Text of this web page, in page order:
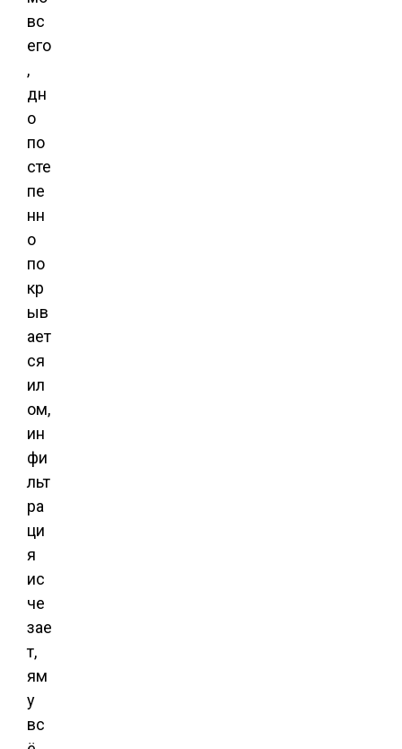
вс
его
,
дн
о
по
сте
пе
нн
о
по
кр
ыв
ает
ся
ил
ом,
ин
фи
льт
ра
ци
я
ис
че
зае
т,
ям
у
вс